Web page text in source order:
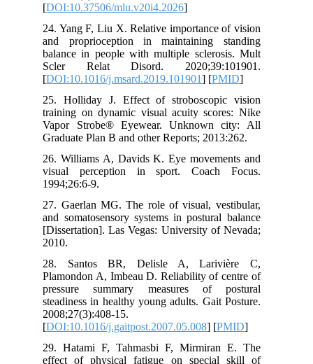
[DOI:10.37506/mlu.v20i4.2026
24. Yang F, Liu X. Relative importance
and proprioception in maintaining
balance in people with multiple
Scler Relat Disord.
[DOI:10.1016/j.msard.2019.101901
25. Holliday J. Effect of
training on dynamic visual acuity
Vapor Strobe® Eyewear.
Graduate Plan B and other Reports;
26. Williams A, Davids K. Eye
visual perception in sport.
27. Gaerlan MG. The role of visual,
and somatosensory systems in
[Dissertation]. Las Vegas: University of
28. Santos BR, Delisle A,
Plamondon A, Imbeau D. Reliability of
pressure summary measures of
steadiness in healthy young adults.
[DOI:10.1016/j.gaitpost.2007.05.008
29. Hatami F, Tahmasbi F,
effect of physical fatigue on